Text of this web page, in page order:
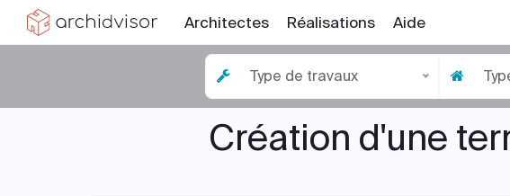
Architectes Réalisations Aide
Type de travaux
Création d'une